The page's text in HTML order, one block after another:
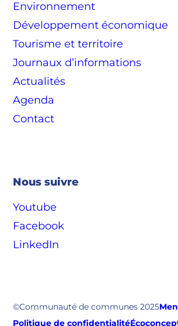
Environnement
Développement économique
Tourisme et territoire
Journaux d’informations
Actualités
Agenda
Contact
Nous suivre
Youtube
Facebook
LinkedIn
©Communauté de communes 2025
Politique de confidentialité